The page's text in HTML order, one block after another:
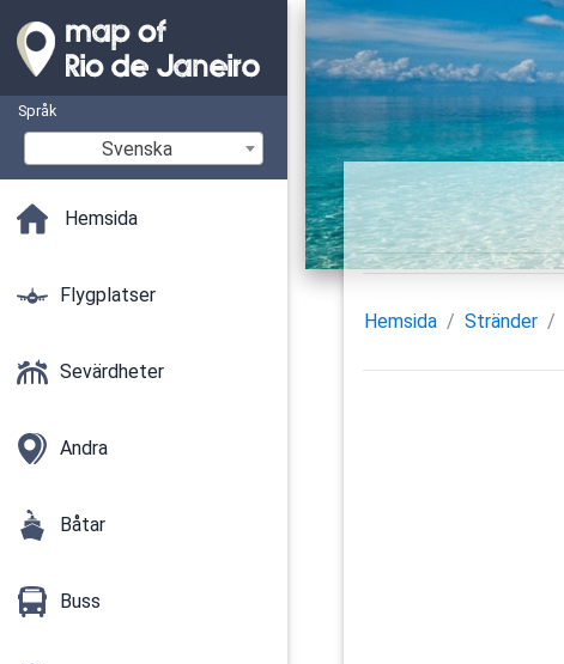
Språk
Svenska
Hemsida
Flygplatser
Sevärdheter
Andra
Båtar
Buss
Hemsida Stränder